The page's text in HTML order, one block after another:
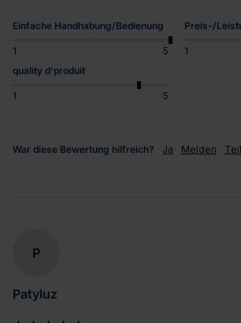
Einfache Handhabung/Bedienung
1 5
Preis-/
1
quality d'produit
1 5
War diese Bewertung hilfreich? Ja Melden
P
Patyluz